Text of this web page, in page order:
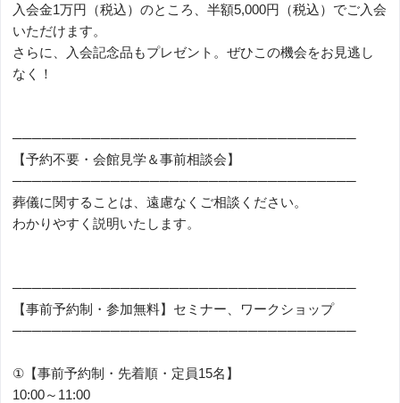
入会金1万円（税込）のところ、半額5,000円（税込）でご入会
いただけます。
さらに、入会記念品もプレゼント。ぜひこの機会をお見逃し
なく！
───────────────────────────────────
【予約不要・会館見学＆事前相談会】
───────────────────────────────────
葬儀に関することは、遠慮なくご相談ください。
わかりやすく説明いたします。
───────────────────────────────────
【事前予約制・参加無料】セミナー、ワークショップ
───────────────────────────────────
①【事前予約制・先着順・定員15名】
10:00～11:00